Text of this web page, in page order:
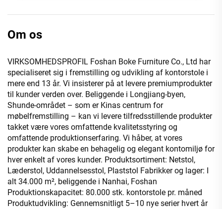
Om os
VIRKSOMHEDSPROFIL Foshan Boke Furniture Co., Ltd har
specialiseret sig i fremstilling og udvikling af kontorstole i
mere end 13 år. Vi insisterer på at levere premiumprodukter
til kunder verden over. Beliggende i Longjiang-byen,
Shunde-området – som er Kinas centrum for
møbelfremstilling – kan vi levere tilfredsstillende produkter
takket være vores omfattende kvalitetsstyring og
omfattende produktionserfaring. Vi håber, at vores
produkter kan skabe en behagelig og elegant kontomiljø for
hver enkelt af vores kunder. Produktsortiment: Netstol,
Læderstol, Uddannelsesstol, Plaststol Fabrikker og lager: I
alt 34.000 m², beliggende i Nanhai, Foshan
Produktionskapacitet: 80.000 stk. kontorstole pr. måned
Produktudvikling: Gennemsnitligt 5–10 nye serier hvert år